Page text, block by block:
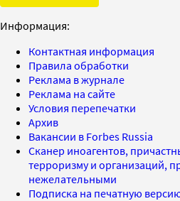
Информация:
Контактная информация
Правила обработки
Реклама в журнале
Реклама на сайте
Условия перепечатки
Архив
Вакансии в Forbes Russia
Сканер иноагентов,
терроризму и организаций,
нежелательными
Подписка на печатную